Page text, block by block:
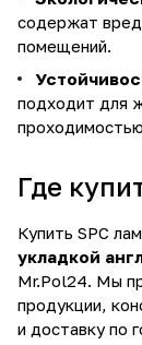
содержат
помещений.
подходит для
Где
Купить SPC
укладкой
Mr.Pol24. Мы
продукции,
и доставку по